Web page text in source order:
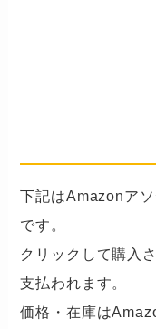
下記はAmazonア
です。
クリックして購入
支払われます。
価格・在庫は